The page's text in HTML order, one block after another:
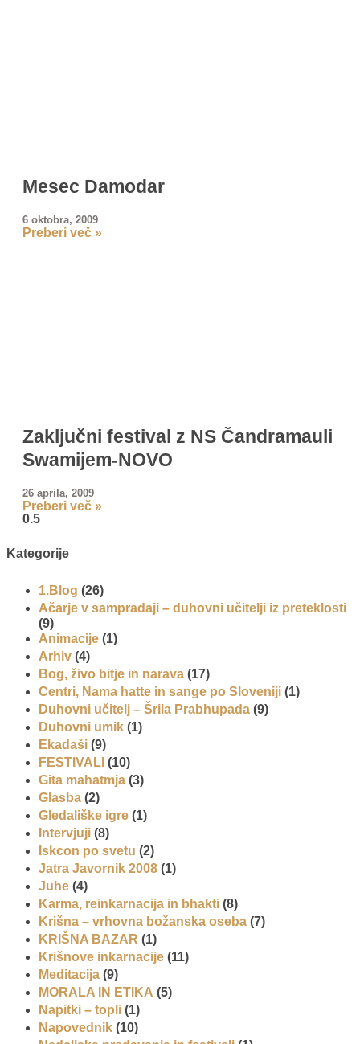
Mesec Damodar
6 oktobra, 2009
Preberi več »
Zaključni festival z NS Čandramauli
Swamijem-NOVO
26 aprila, 2009
Preberi več »
Kategorije
1.Blog (26)
Ačarje v sampradaji – duhovni učitelji iz preteklosti
(9)
Animacije (1)
Arhiv (4)
Bog, živo bitje in narava (17)
Centri, Nama hatte in sange po Sloveniji (1)
Duhovni učitelj – Šrila Prabhupada (9)
Duhovni umik (1)
Ekadaši (9)
FESTIVALI (10)
Gita mahatmja (3)
Glasba (2)
Gledališke igre (1)
Intervjuji (8)
Iskcon po svetu (2)
Jatra Javornik 2008 (1)
Juhe (4)
Karma, reinkarnacija in bhakti (8)
Krišna – vrhovna božanska oseba (7)
KRIŠNA BAZAR (1)
Krišnove inkarnacije (11)
Meditacija (9)
MORALA IN ETIKA (5)
Napitki – topli (1)
Napovednik (10)